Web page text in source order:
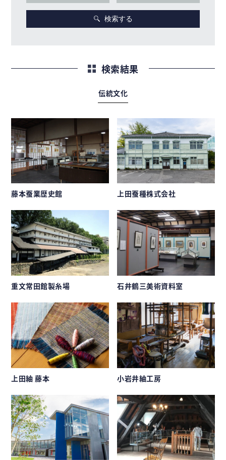
検索する
検索結果
伝統文化
藤本蚕業歴史館 上田蚕種株式会社
重文常田館製糸場 石井鶴三美術資料室
上田紬 藤本 小岩井紬工房